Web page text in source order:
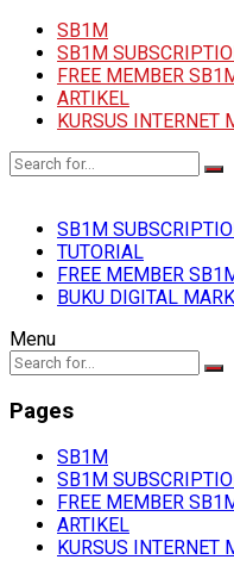
SB1M
SB1M
FREE MEMBER
ARTIKEL
KURSUS INTERNET
SB1M
TUTORIAL
FREE MEMBER
BUKU DIGITAL
Menu
Pages
SB1M
SB1M
FREE MEMBER
ARTIKEL
KURSUS INTERNET